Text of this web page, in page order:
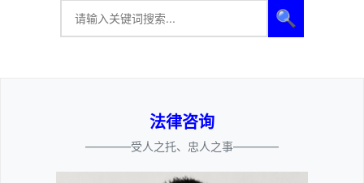
🔍
法律咨询
————受人之托、忠人之事————